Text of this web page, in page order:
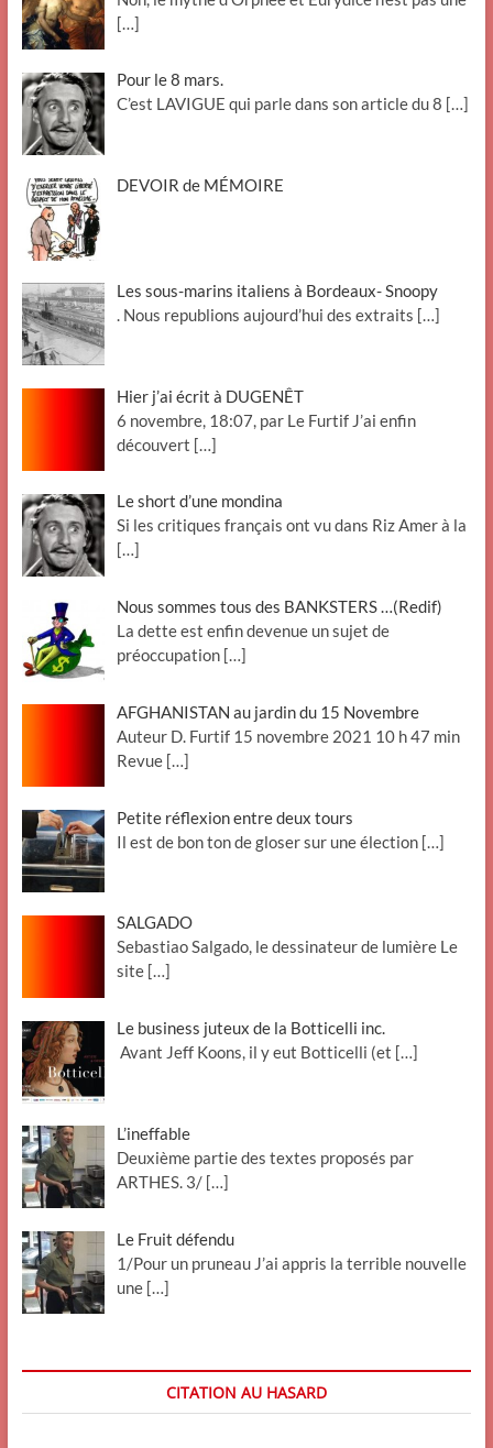
[…]
Pour le 8 mars.
C’est LAVIGUE qui parle dans son article du 8 […]
DEVOIR de MÉMOIRE
Les sous-marins italiens à Bordeaux- Snoopy
. Nous republions aujourd’hui des extraits […]
Hier j’ai écrit à DUGENÊT
6 novembre, 18:07, par Le Furtif J’ai enfin
découvert […]
Le short d’une mondina
Si les critiques français ont vu dans Riz Amer à la
[…]
Nous sommes tous des BANKSTERS …(Redif)
La dette est enfin devenue un sujet de
préoccupation […]
AFGHANISTAN au jardin du 15 Novembre
Auteur D. Furtif 15 novembre 2021 10 h 47 min
Revue […]
Petite réflexion entre deux tours
Il est de bon ton de gloser sur une élection […]
SALGADO
Sebastiao Salgado, le dessinateur de lumière Le
site […]
Le business juteux de la Botticelli inc.
Avant Jeff Koons, il y eut Botticelli (et […]
L’ineffable
Deuxième partie des textes proposés par
ARTHES. 3/ […]
Le Fruit défendu
1/Pour un pruneau J’ai appris la terrible nouvelle
une […]
CITATION AU HASARD